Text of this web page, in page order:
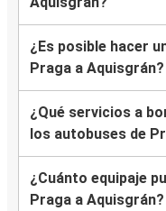
¿Es posible hacer
Praga a Aquisgrán?
¿Qué servicios a
los autobuses de
¿Cuánto equipaje
Praga a Aquisgrán?